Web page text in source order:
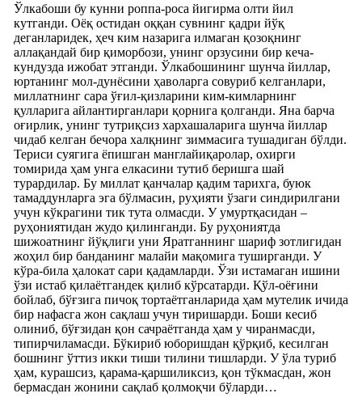
Ўлкабоши бу кунни роппа-роса йигирма олти йил
кутганди. Оёқ остидан оққан сувнинг қадри йўқ
деганларидек, ҳеч ким назарига илмаган қозоқнинг
аллақандай бир қиморбози, унинг орзусини бир кеча-
кундузда ижобат этганди. Ўлкабошининг шунча йиллар,
юртанинг мол-дунёсини ҳаволарга совуриб келганлари,
миллатнинг сара ўғил-қизларини ким-кимларнинг
қулларига айлантирганлари қорнига қолганди. Яна барча
оғирлик, унинг тутриқсиз хархашаларига шунча йиллар
чидаб келган бечора халқнинг зиммасига тушадиган бўлди.
Териси суягига ёпишган манглайиқаролар, охирги
томирида ҳам унга елкасини тутиб беришга шай
турардилар. Бу миллат қанчалар қадим тарихга, буюк
тамаддунларга эга бўлмасин, руҳияти ўзаги синдирилгани
учун кўкрагини тик тута олмасди. У умуртқасидан –
руҳониятидан жудо қилинганди. Бу руҳониятда
шижоатнинг йўқлиги уни Яратганнинг шариф зотлигидан
жоҳил бир банданинг малайи мақомига туширганди. У
кўра-била ҳалокат сари қадамларди. Ўзи истамаган ишини
ўзи истаб қилаётгандек қилиб кўрсатарди. Қўл-оёғини
бойлаб, бўғзига пичоқ тортаётганларида ҳам мутелик ичида
бир нафасга жон сақлаш учун тиришарди. Боши кесиб
олиниб, бўғзидан қон сачраётганда ҳам у чиранмасди,
типирчиламасди. Бўкириб юборишдан қўрқиб, кесилган
бошнинг ўттиз икки тиши тилини тишларди. У ўла туриб
ҳам, курашсиз, қарама-қаршиликсиз, қон тўкмасдан, жон
бермасдан жонини сақлаб қолмоқчи бўларди…